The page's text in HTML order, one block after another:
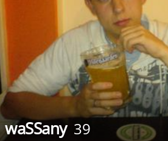
waSSany 39